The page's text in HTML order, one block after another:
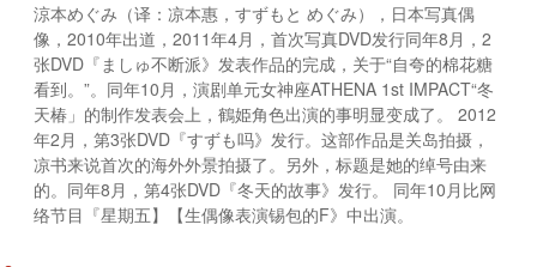
涼本めぐみ（译：凉本惠，すずもと めぐみ），日本写真偶
像，2010年出道，2011年4月，首次写真DVD发行同年8月，2
张DVD『ましゅ不断派》发表作品的完成，关于“自夸的棉花糖
看到。”。同年10月，演剧单元女神座ATHENA 1st IMPACT“冬
天椿」的制作发表会上，鶴姫角色出演的事明显变成了。 2012
年2月，第3张DVD『すずも吗》发行。这部作品是关岛拍摄，
凉书来说首次的海外外景拍摄了。另外，标题是她的绰号由来
的。同年8月，第4张DVD『冬天的故事》发行。 同年10月比网
络节目『星期五】【生偶像表演锡包的F》中出演。